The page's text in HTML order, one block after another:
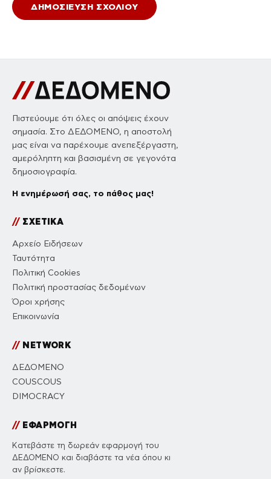
Πιστεύουμε ότι όλες οι απόψεις έχουν
σημασία. Στο ΔΕΔΟΜΕΝΟ, η αποστολή
μας είναι να παρέχουμε ανεπεξέργαστη,
αμερόληπτη και βασισμένη σε γεγονότα
δημοσιογραφία.
Η ενημέρωσή σας, το πάθος μας!
//ΣΧΕΤΙΚΑ
Αρχείο Ειδήσεων
Ταυτότητα
Πολιτική Cookies
Πολιτική προστασίας δεδομένων
Όροι χρήσης
Επικοινωνία
//NETWORK
ΔΕΔΟΜΕΝΟ
COUSCOUS
DIMOCRACY
//ΕΦΑΡΜΟΓΗ
Κατεβάστε τη δωρεάν εφαρμογή του
ΔΕΔΟΜΕΝΟ και διαβάστε τα νέα όπου κι
αν βρίσκεστε.